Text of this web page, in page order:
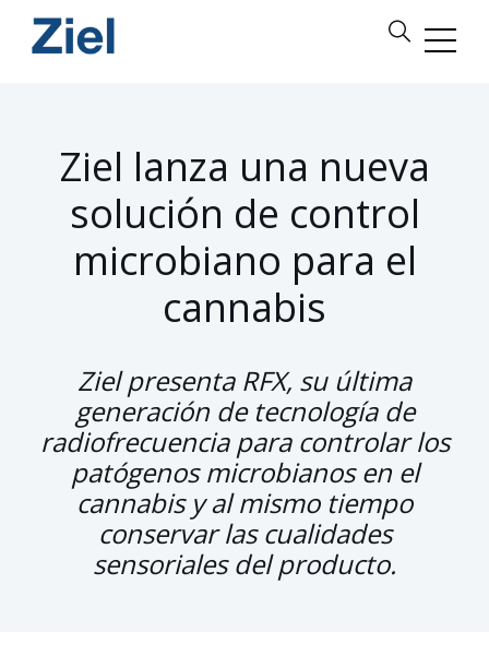
Ziel lanza una nueva
solución de control
microbiano para el
cannabis
Ziel presenta RFX, su última
generación de tecnología de
radiofrecuencia para controlar los
patógenos microbianos en el
cannabis y al mismo tiempo
conservar las cualidades
sensoriales del producto.